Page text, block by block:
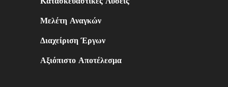
Μελέτη Αναγκών
Διαχείριση Έργων
Αξιόπιστο Αποτέλεσμα